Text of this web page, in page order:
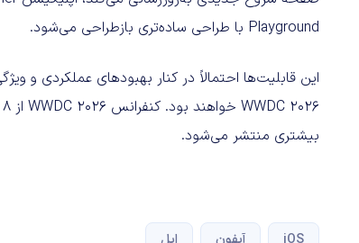
Playground با طراحی ساده‌تری بازطراحی می‌شود.
این قابلیت‌ها احتمالاً در کنار بهبودهای عملکردی
بیشتری منتشر می‌شود.